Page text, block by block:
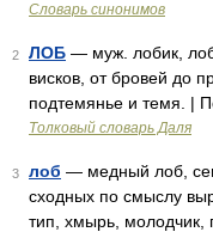
Словарь синонимов
2 ЛОБ — муж. лобик,
висков, от бровей до
подтемянье и темя. |
Толковый словарь Даля
3 лоб — медный лоб,
сходных по смыслу
тип, хмырь, молодчик,